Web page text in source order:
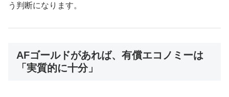
う判断になります。
AFゴールドがあれば、有償エコノミーは
「実質的に十分」